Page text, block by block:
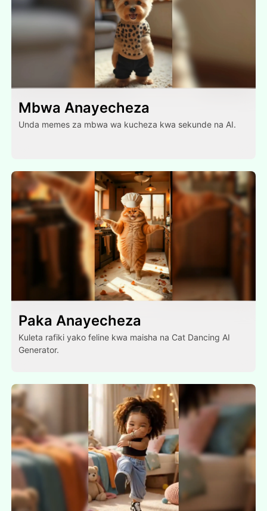
Mbwa Anayecheza
Unda memes za mbwa wa kucheza kwa sekunde na AI.
Paka Anayecheza
Kuleta rafiki yako feline kwa maisha na Cat Dancing AI
Generator.